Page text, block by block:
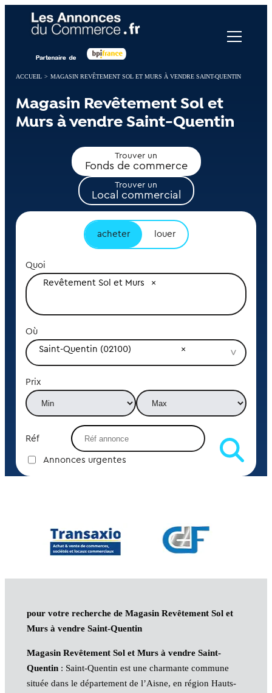
ACCUEIL > MAGASIN REVÊTEMENT SOL ET MURS À VENDRE SAINT-QUENTIN
Magasin Revêtement Sol et
Murs à vendre Saint-Quentin
Trouver un
Fonds de commerce
Trouver un
Local commercial
acheter louer
Quoi
Revêtement Sol et Murs
Où
Saint-Quentin (02100)
Prix
Réf
Annonces urgentes
pour votre recherche de Magasin Revêtement Sol et
Murs à vendre Saint-Quentin
Magasin Revêtement Sol et Murs à vendre Saint-
Quentin: Saint-Quentin est une charmante commune
située dans le département de l’Aisne, en région Hauts-
Panneau de gestion des cookies